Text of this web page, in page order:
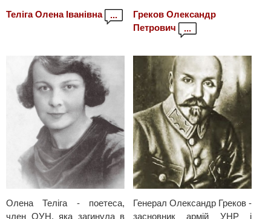
Теліга Олена Іванівна ...
Олена Теліга - поетеса,
член ОУН, яка загинула в
Греков Олександр
Петрович
...
Генерал Олександр Греков -
засновник армій УНР і